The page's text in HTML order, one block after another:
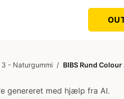
3 - Naturgummi / BIBS Rund
genereret med hjælp fra AI.